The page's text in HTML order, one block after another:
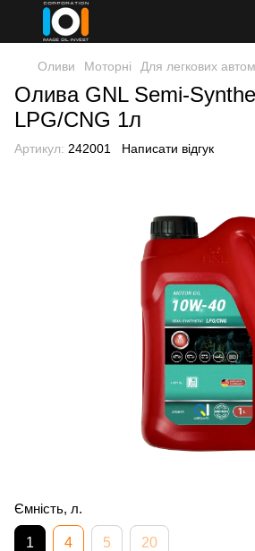
Оливи Моторні Для легкових
Олива GNL Semi-
LPG/CNG 1л
Артикул: 242001 Написати відгук
Ємність, л.
1 4 5 20